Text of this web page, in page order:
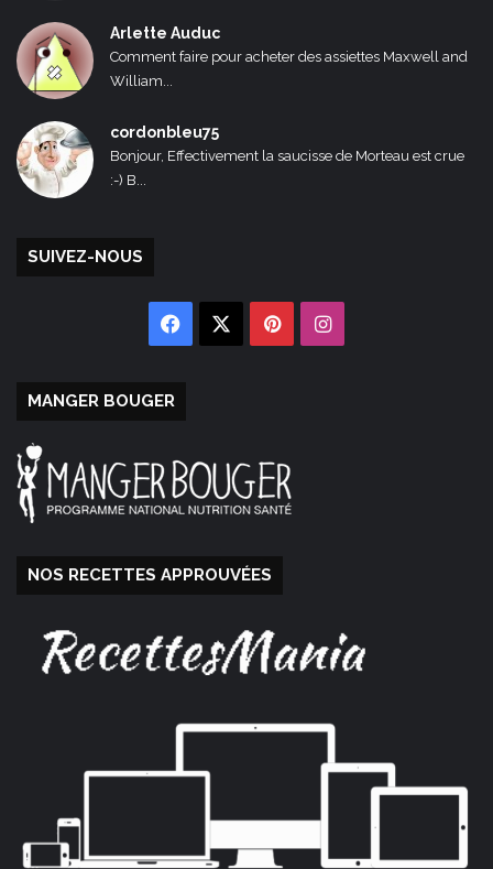
Arlette Auduc
Comment faire pour acheter des assiettes Maxwell and
William...
cordonbleu75
Bonjour, Effectivement la saucisse de Morteau est crue
:-) B...
SUIVEZ-NOUS
Facebook PinterestInstagram
MANGER BOUGER
NOS RECETTES APPROUVÉES